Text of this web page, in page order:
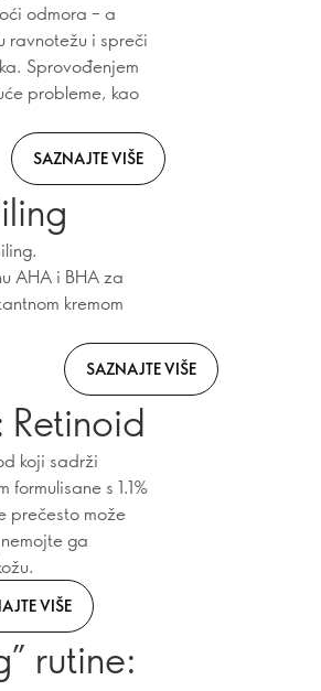
odmora – a
ravnotežu i spreči
Sprovođenjem
probleme, kao
SAZNAJTE VIŠE
AHA i BHA za
kremom
SAZNAJTE VIŠE
Retinoid
koji sadrži
s 1.1%
prečesto može
ga
VIŠE
rutine: